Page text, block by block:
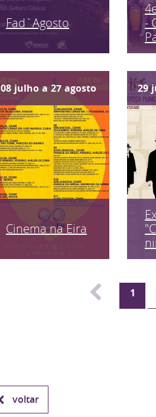
Fad`Agosto
-
08 julho a 27 agosto
Cinema na Eira
29
1
voltar